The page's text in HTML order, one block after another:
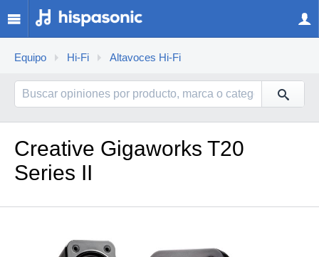
Equipo Hi-Fi Altavoces Hi-Fi
Creative Gigaworks T20
Series II